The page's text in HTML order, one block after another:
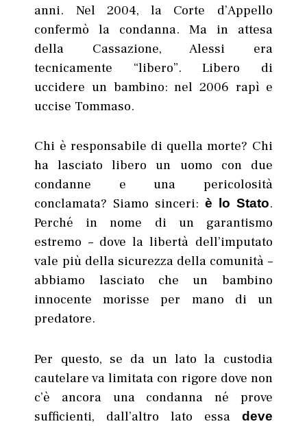
anni. Nel 2004, la Corte d’Appello
confermò la condanna. Ma in attesa
della Cassazione, Alessi era
tecnicamente “libero”. Libero di
uccidere un bambino: nel 2006 rapì e
uccise Tommaso.
Chi è responsabile di quella morte? Chi
ha lasciato libero un uomo con due
condanne e una pericolosità
conclamata? Siamo sinceri: è lo Stato.
Perché in nome di un garantismo
estremo – dove la libertà dell’imputato
vale più della sicurezza della comunità –
abbiamo lasciato che un bambino
innocente morisse per mano di un
predatore.
Per questo, se da un lato la custodia
cautelare va limitata con rigore dove non
c’è ancora una condanna né prove
sufficienti, dall’altro lato essa deve